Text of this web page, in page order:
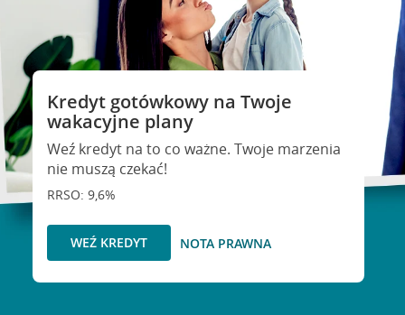
Kredyt gotówkowy na Twoje
wakacyjne plany
Weź kredyt na to co ważne. Twoje marzenia
nie muszą czekać!
RRSO: 9,6%
WEŹ KREDYT NOTA PRAWNA